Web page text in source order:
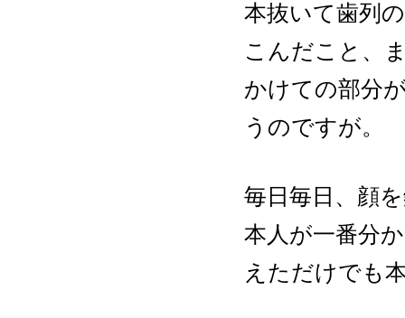
本抜いて歯列
こんだこと、
かけての部分
うのですが
毎日毎日、顔
本人が一番分
えただけでも